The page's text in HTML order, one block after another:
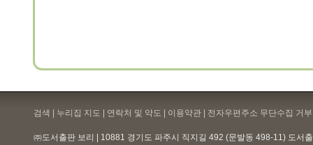
검색 | 누리집 지도 | 연락처 및 약도 | 이용약관 | 전자우편주소 무단수집 거
㈜도서출판 보리 | 10881 경기도 파주시 직지길 492 (문발동 498-11) 도서